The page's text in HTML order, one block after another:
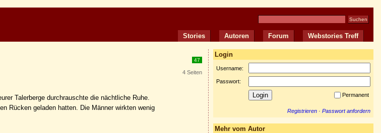
Stories Autoren Forum Webstories Treff
47
4 Seiten
Talerberge durchrauschte die nächtliche Ruhe.
Rücken geladen hatten. Die Männer wirkten wenig
Login
Username:
Passwort:
Permanent
Registrieren · Passwort anfordern
Mehr vom Autor